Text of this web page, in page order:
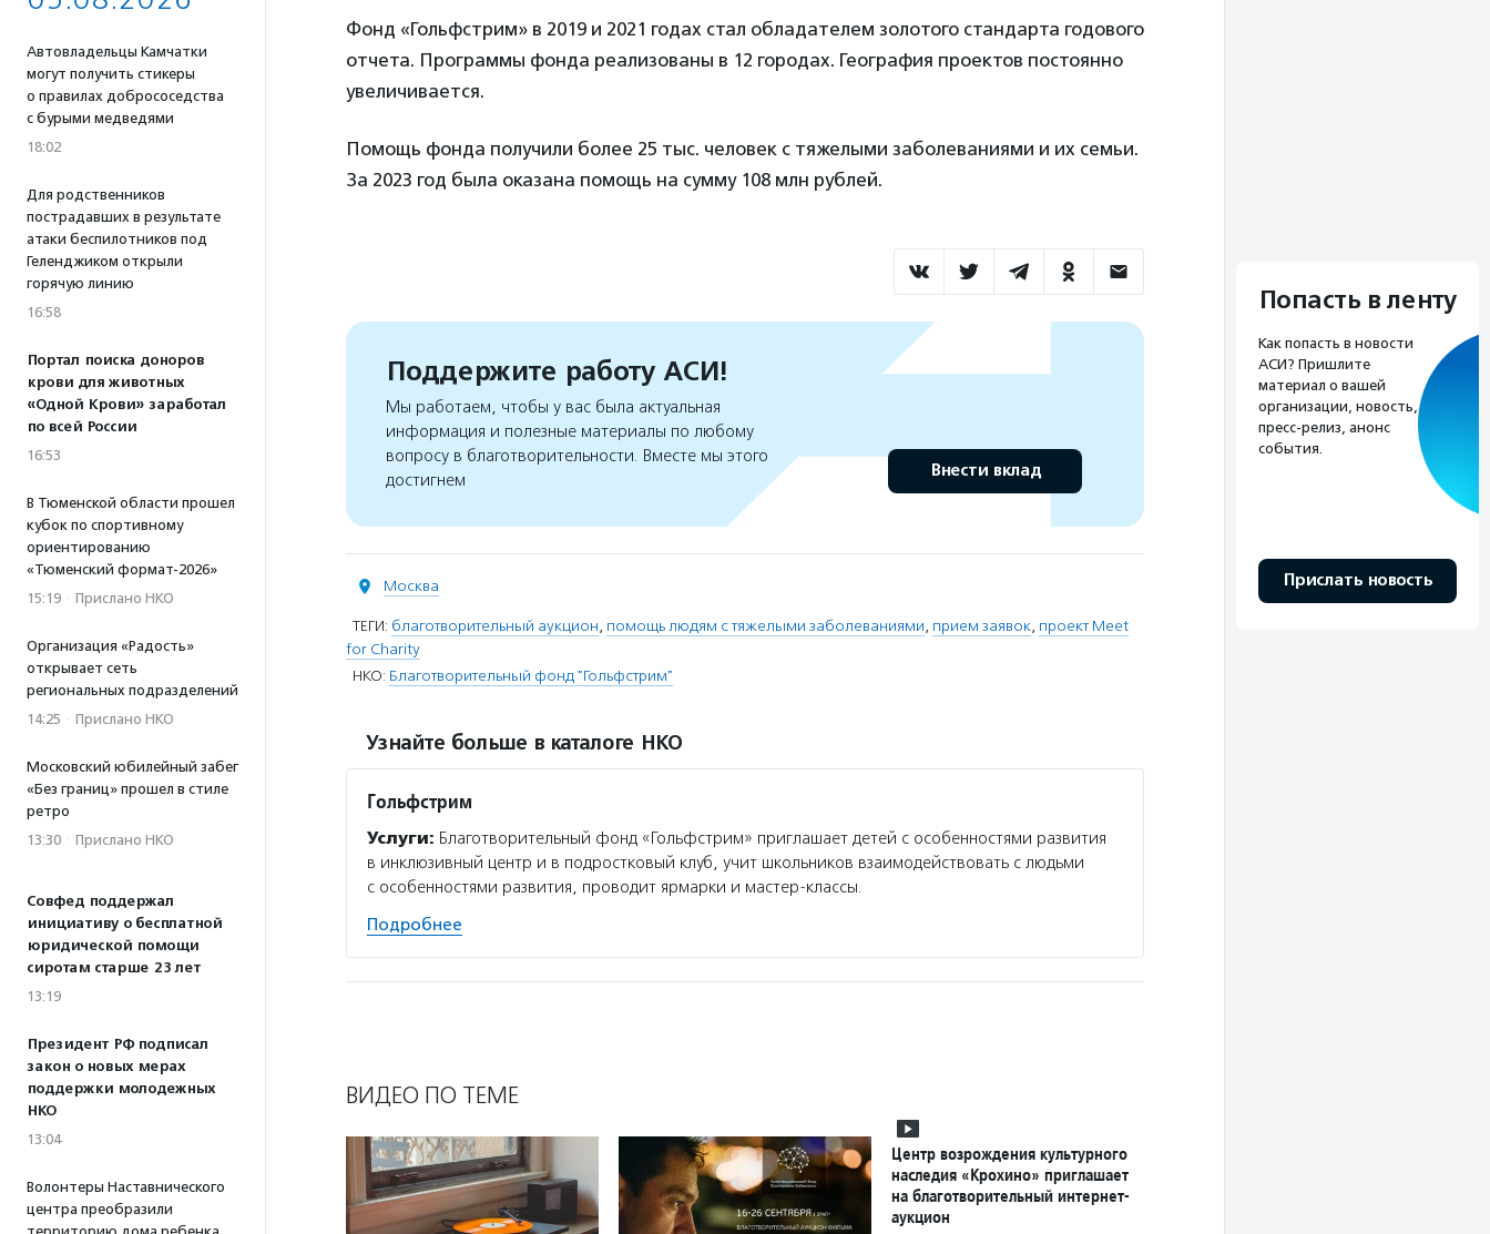
Автовладельцы Камчатки
могут получить стикеры
о правилах добрососедства
с бурыми медведями
18:02
Для родственников
пострадавших в результате
атаки беспилотников под
Геленджиком открыли
горячую линию
16:58
Портал поиска доноров
крови для животных
«Одной Крови» заработал
по всей России
16:53
В Тюменской области прошел
кубок по спортивному
ориентированию
«Тюменский формат-2026»
15:19 · Прислано НКО
Организация «Радость»
открывает сеть
региональных подразделений
14:25 · Прислано НКО
Московский юбилейный забег
«Без границ» прошел в стиле
ретро
13:30 · Прислано НКО
Совфед поддержал
инициативу о бесплатной
юридической помощи
сиротам старше 23 лет
13:19
Президент РФ подписал
закон о новых мерах
поддержки молодежных
НКО
13:04
Волонтеры Наставнического
центра преобразили
Фонд «Гольфстрим» в 2019 и 2021 годах стал обладателем золотого стандарта годового
отчета. Программы фонда реализованы в 12 городах. География проектов постоянно
увеличивается.
Помощь фонда получили более 25 тыс. человек с тяжелыми заболеваниями и их семьи.
За 2023 год была оказана помощь на сумму 108 млн рублей.
Поддержите работу АСИ!
Мы работаем, чтобы у вас была актуальная
информация и полезные материалы по любому
вопросу в благотворительности. Вместе мы этого
достигнем
Внести вклад
Москва
ТЕГИ: благотворительный аукцион, помощь людям с тяжелыми заболеваниями, прием заявок, проект Meet
for Charity
НКО: Благотворительный фонд "Гольфстрим"
Узнайте больше в каталоге НКО
Гольфстрим
Услуги: Благотворительный фонд «Гольфстрим» приглашает детей с особенностями развития
в инклюзивный центр и в подростковый клуб, учит школьников взаимодействовать с людьми
с особенностями развития, проводит ярмарки и мастер-классы.
Подробнее
ВИДЕО ПО ТЕМЕ
Центр возрождения культурного
наследия «Крохино» приглашает
на благотворительный интернет-
аукцион
Попасть в ленту
Как попасть в новости
АСИ? Пришлите
материал о вашей
организации, новость,
пресс-релиз, анонс
события.
Прислать новость